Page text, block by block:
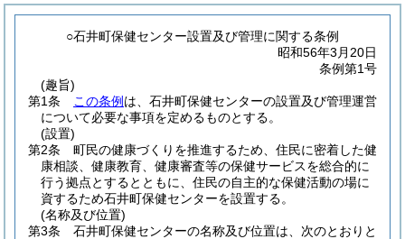
○石井町保健センター設置及び管理に関する条例
昭和56年3月20日
条例第1号
(趣旨)
第1条
この条例 は、石井町保健センターの設置及び管理運営
について必要な事項を定めるものとする。
(設置)
第2条
町民の健康づくりを推進するため、住民に密着した健
康相談、健康教育、健康審査等の保健サービスを総合的に
行う拠点とするとともに、住民の自主的な保健活動の場に
資するため石井町保健センターを設置する。
(名称及び位置)
第3条
石井町保健センターの名称及び位置は、次のとおりと